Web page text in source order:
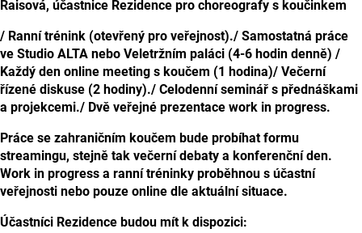
Raisová, účastnice Rezidence pro choreografy s koučinkem
/ Ranní trénink (otevřený pro veřejnost)./ Samostatná práce
ve Studio ALTA nebo Veletržním paláci (4-6 hodin denně) /
Každý den online meeting s koučem (1 hodina)/ Večerní
řízené diskuse (2 hodiny)./ Celodenní seminář s přednáškami
a projekcemi./ Dvě veřejné prezentace work in progress.
Práce se zahraničním koučem bude probíhat formu
streamingu, stejně tak večerní debaty a konferenční den.
Work in progress a ranní tréninky proběhnou s účastní
veřejnosti nebo pouze online dle aktuální situace.
Účastníci Rezidence budou mít k dispozici: